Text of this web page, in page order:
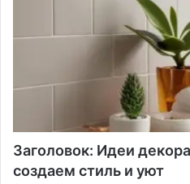
Заголовок: Идеи
создаем стиль и уют